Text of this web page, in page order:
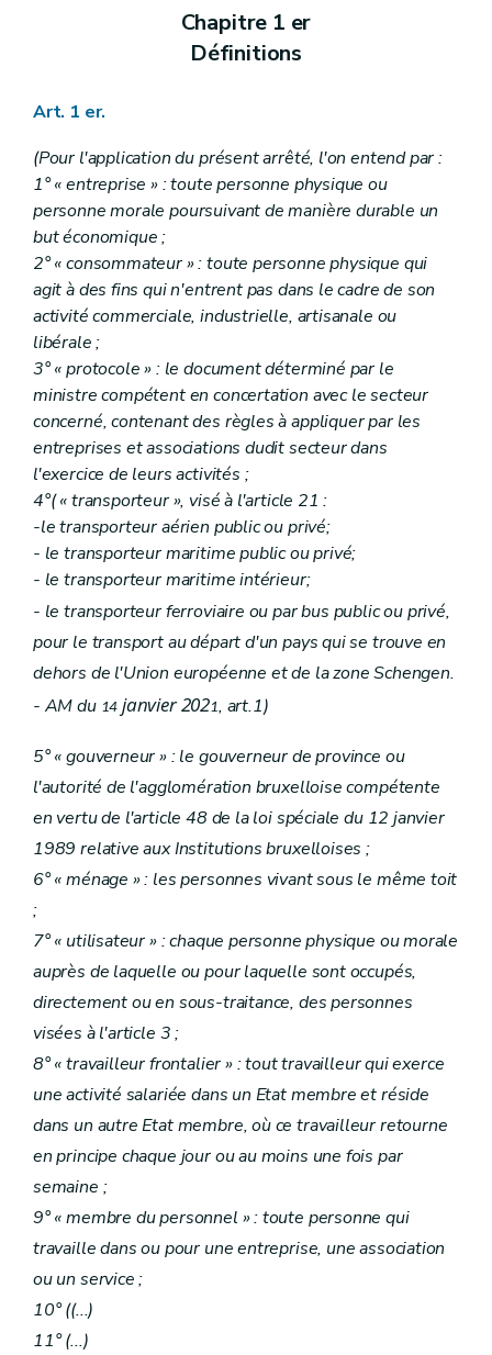
Chapitre 1 er
Définitions
Art. 1 er.
(Pour l'application du présent arrêté, l'on entend par :
1° « entreprise » : toute personne physique ou
personne morale poursuivant de manière durable un
but économique ;
2° « consommateur » : toute personne physique qui
agit à des fins qui n'entrent pas dans le cadre de son
activité commerciale, industrielle, artisanale ou
libérale ;
3° « protocole » : le document déterminé par le
ministre compétent en concertation avec le secteur
concerné, contenant des règles à appliquer par les
entreprises et associations dudit secteur dans
l'exercice de leurs activités ;
4°( « transporteur », visé à l'article 21 :
-le transporteur aérien public ou privé;
- le transporteur maritime public ou privé;
- le transporteur maritime intérieur;
- le transporteur ferroviaire ou par bus public ou privé,
pour le transport au départ d'un pays qui se trouve en
dehors de l'Union européenne et de la zone Schengen.
- AM du 14 janvier 2021, art.1)
5° « gouverneur » : le gouverneur de province ou
l'autorité de l'agglomération bruxelloise compétente
en vertu de l'article 48 de la loi spéciale du 12 janvier
1989 relative aux Institutions bruxelloises ;
6° « ménage » : les personnes vivant sous le même toit
;
7° « utilisateur » : chaque personne physique ou morale
auprès de laquelle ou pour laquelle sont occupés,
directement ou en sous-traitance, des personnes
visées à l'article 3 ;
8° « travailleur frontalier » : tout travailleur qui exerce
une activité salariée dans un Etat membre et réside
dans un autre Etat membre, où ce travailleur retourne
en principe chaque jour ou au moins une fois par
semaine ;
9° « membre du personnel » : toute personne qui
travaille dans ou pour une entreprise, une association
ou un service ;
10° ((...)
11°(...)